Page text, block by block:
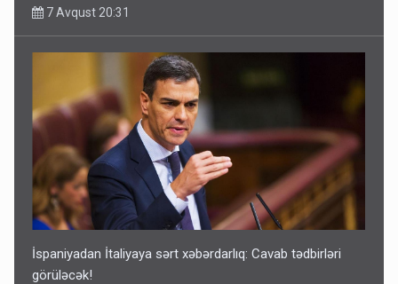
7 Avqust 20:31
İspaniyadan İtaliyaya sərt xəbərdarlıq: Cavab tədbirləri
görüləcək!